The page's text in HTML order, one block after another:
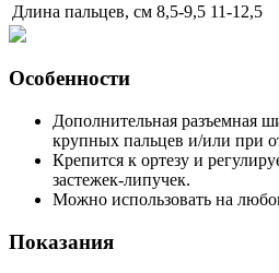
Длина пальцев, см 8,5-9,5 11-12,5
Особенности
Дополнительная разъемная
крупных пальцев и/или при
Крепится к ортезу и
застежек-липучек.
Можно использовать на
Показания